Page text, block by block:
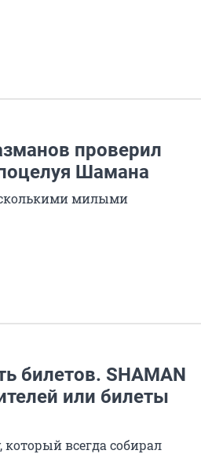
проверил
Шамана
милыми
билетов. SHAMAN
или билеты
который всегда собирал